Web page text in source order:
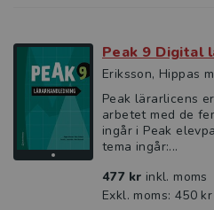
Peak 9 Digital
Eriksson, Hippas
Peak lärarlicens
arbetet med de
ingår i Peak
tema ingår:...
477 kr inkl. moms
Exkl. moms: 450 kr